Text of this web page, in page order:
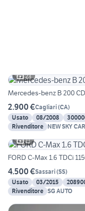
23
Mercedes-benz B 200
2.900 €Cagliari(CA)
Usato
08/2008
Rivenditore NEW SKY CAR
11
FORD C-Max 1.6 TDCi
4.500 €Sassari(SS)
Usato
03/2015
Rivenditore SG AUTO